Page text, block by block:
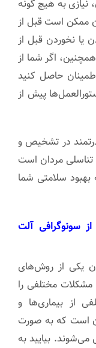
نیازی به هیچ گونه
ممکن است قبل از
یا نخوردن قبل از
اگر شما از
حاصل کنید
پیش از
در تشخیص و
تناسلی مردان است
سلامتی شما
سونوگرافی آلت
یکی از روش‌های
مختلفی را
از بیماری‌ها و
است که به صورت
بیایید به